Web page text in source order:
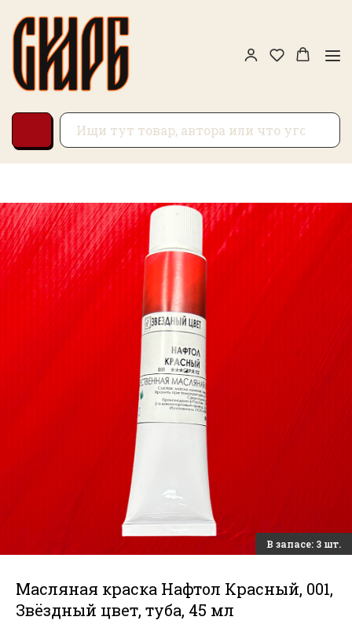
Масляная краска Нафтол Красный, 001,
Звёздный цвет, туба, 45 мл